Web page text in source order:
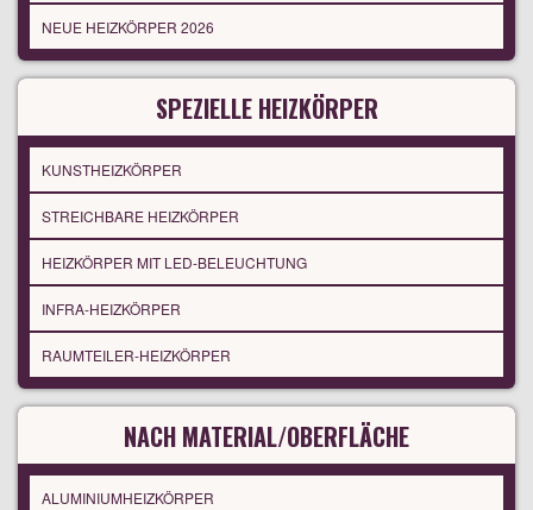
NEUE HEIZKÖRPER 2026
SPEZIELLE HEIZKÖRPER
KUNSTHEIZKÖRPER
STREICHBARE HEIZKÖRPER
HEIZKÖRPER MIT LED-BELEUCHTUNG
INFRA-HEIZKÖRPER
RAUMTEILER-HEIZKÖRPER
NACH MATERIAL/OBERFLÄCHE
ALUMINIUMHEIZKÖRPER